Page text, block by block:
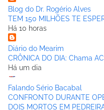
Blog do Dr. Rogério Alves
TEM 150 MILHÕES TE
Há 10 horas
Diário do Mearim
CRÔNICA DO DIA: Chama
Há um dia
Falando Sério Bacabal
CONFRONTO DURANTE
DOIS MORTOS EM